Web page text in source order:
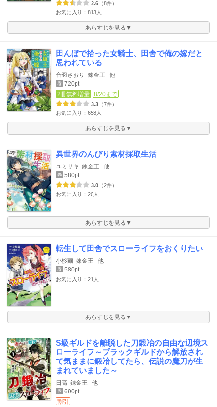
2.6 （8件）
お気に入り：813人
あらすじを見る▼
田んぼで拾った女騎士、田舎で俺の嫁だと
思われている
音羽さおり 錬金王 他
巻 720pt
2冊無料増量
8/20まで
3.3 （7件）
お気に入り：658人
あらすじを見る▼
異世界のんびり素材採取生活
ユミサキ 錬金王 他
巻 580pt
3.0 （2件）
お気に入り：20人
あらすじを見る▼
転生して田舎でスローライフをおくりたい
小杉繭 錬金王 他
巻 580pt
お気に入り：21人
あらすじを見る▼
S級ギルドを離脱した刀鍛冶の自由な辺境ス
ローライフ～ブラックギルドから解放され
て気ままに鍛冶してたら、伝説の魔刀が生
まれていました～
日高 錬金王 他
巻 690pt
割引